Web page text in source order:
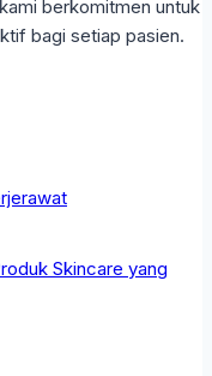
berkomitmen untuk
bagi setiap pasien.
Skincare yang